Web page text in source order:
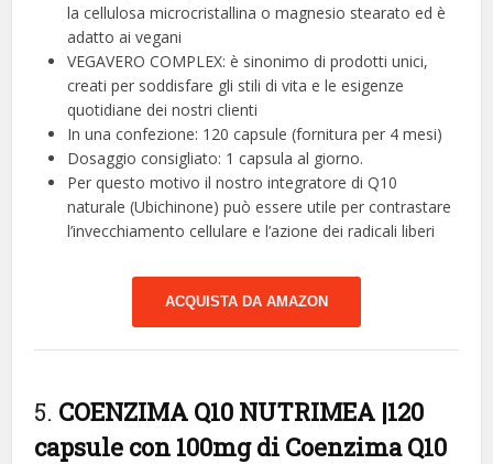
la cellulosa microcristallina o magnesio stearato ed è
adatto ai vegani
VEGAVERO COMPLEX: è sinonimo di prodotti unici,
creati per soddisfare gli stili di vita e le esigenze
quotidiane dei nostri clienti
In una confezione: 120 capsule (fornitura per 4 mesi)
Dosaggio consigliato: 1 capsula al giorno.
Per questo motivo il nostro integratore di Q10
naturale (Ubichinone) può essere utile per contrastare
l’invecchiamento cellulare e l’azione dei radicali liberi
ACQUISTA DA AMAZON
5. COENZIMA Q10 NUTRIMEA |120
capsule con 100mg di Coenzima Q10